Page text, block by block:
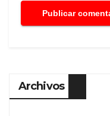
Archivos